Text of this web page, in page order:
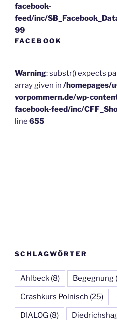
facebook-
feed/inc/
99
FACEBOOK
Warning: substr() expects
array given in /homepages/
vorpommern.de/wp-
facebook-feed/inc/
line 655
SCHLAGWÖRTER
Ahlbeck (8) Begegnung
Crashkurs Polnisch (25)
DIALOG (8)